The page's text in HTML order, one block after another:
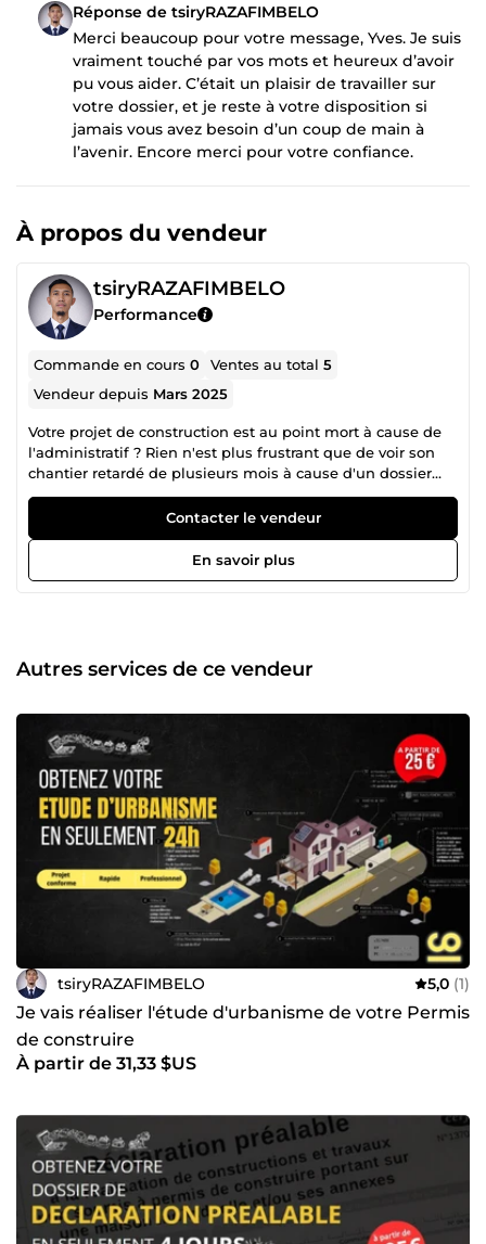
Réponse de tsiryRAZAFIMBELO
Merci beaucoup pour votre message, Yves. Je suis
vraiment touché par vos mots et heureux d’avoir
pu vous aider. C’était un plaisir de travailler sur
votre dossier, et je reste à votre disposition si
jamais vous avez besoin d’un coup de main à
l’avenir. Encore merci pour votre confiance.
À propos du vendeur
tsiryRAZAFIMBELO
Performance
Commande en cours0 Ventes au total5
Vendeur depuis Mars 2025
Votre projet de construction est au point mort à cause de
l'administratif ? Rien n'est plus frustrant que de voir son
chantier retardé de plusieurs mois à cause d'un dossier
incomplet ou d'un refus de la mairie pour non-conformité
au PLU. Entre les réglementations complexes (RE2020,
OAP) et les allers-retours avec l'urbanisme, obtenir un
accord peut devenir un véritable parcours du combattant.
Je suis Tsiry, urbaniste et dessinateur spécialisé en
je vous apporte : ✔️ Sérénité totale : Une étude approfondie
de votre projet pour garantir la conformité dès le premier
suivi personnalisé et une gestion des pièces graphiques
(PCMI/DP 1 à 8). ✔️ Intermédiation : Je parle le langage de
l'administration pour vous faciliter la vie. 🚀 Prêt à
débloquer votre situation et à lancer vos travaux sans
stress ? Cliquez sur le bouton &quot;Contacter&quot; pour
discuter de votre projet ou choisissez votre pack ci-dessous
pour démarrer immédiatement !
Contacter le vendeur
En savoir plus
Autres services de ce vendeur
tsiryRAZAFIMBELO 5,0 (1)
Je vais réaliser l'étude d'urbanisme de votre Permis
de construire
À partir de 31,33 $US